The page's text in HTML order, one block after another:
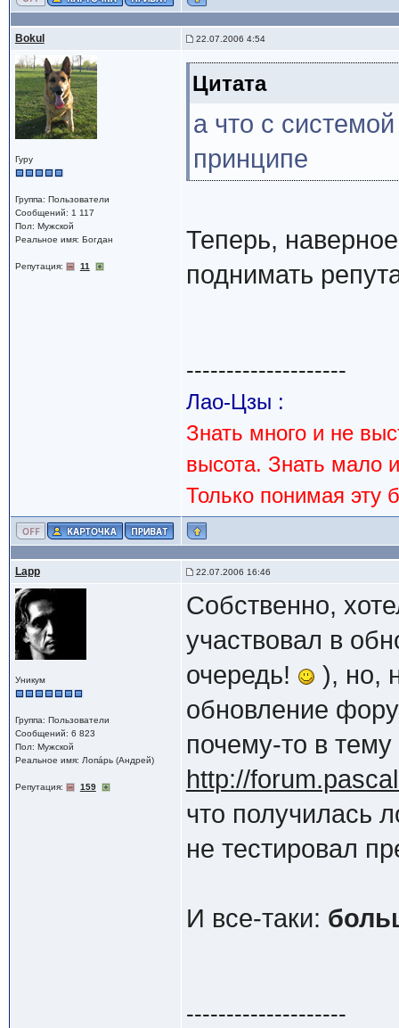
Bokul 22.07.2006 4:54
Гуру
Группа: Пользователи
Сообщений: 1 117
Пол: Мужской
Реальное имя: Богдан
Репутация: 11
Цитата
а что с
принципе
Теперь,
поднимать
--------------------
Лао-Цзы :
Знать много и не
высота. Знать мало
Только понимая эту
Lapp 22.07.2006 16:46
Уникум
Группа: Пользователи
Сообщений: 6 823
Пол: Мужской
Реальное имя: Лопáрь (Андрей)
Репутация: 159
Собственно,
участвовал в
очередь!
), но,
обновление
почему-то в
http://
что получилась
не тестировал
И все-таки:
--------------------